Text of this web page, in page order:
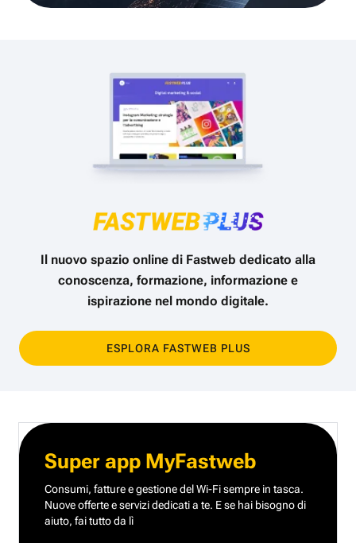
Il nuovo spazio online di Fastweb dedicato alla
conoscenza, formazione, informazione e
ispirazione nel mondo digitale.
ESPLORA FASTWEB PLUS
Super app MyFastweb
Consumi, fatture e gestione del Wi-Fi sempre in tasca.
Nuove offerte e servizi dedicati a te. E se hai bisogno di
aiuto, fai tutto da lì